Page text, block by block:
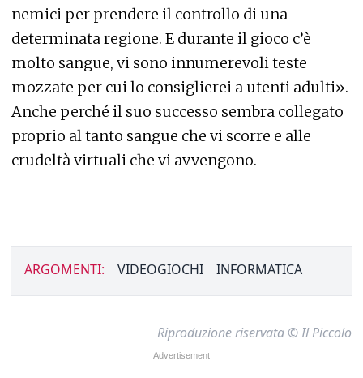
nemici per prendere il controllo di una
determinata regione. E durante il gioco c’è
molto sangue, vi sono innumerevoli teste
mozzate per cui lo consiglierei a utenti adulti».
Anche perché il suo successo sembra collegato
proprio al tanto sangue che vi scorre e alle
crudeltà virtuali che vi avvengono. —
ARGOMENTI: VIDEOGIOCHI INFORMATICA
Riproduzione riservata © Il Piccolo